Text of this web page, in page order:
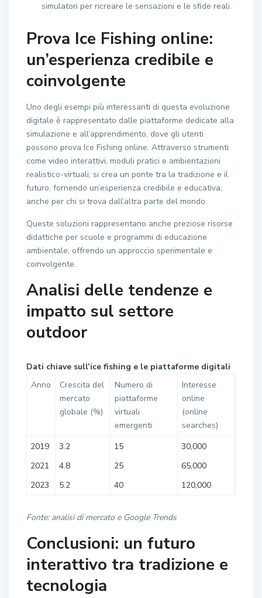
simulatori per ricreare le sensazioni e le sfide reali.
Prova Ice Fishing online:
un’esperienza credibile e
coinvolgente
Uno degli esempi più interessanti di questa evoluzione
digitale è rappresentato dalle piattaforme dedicate alla
simulazione e all’apprendimento, dove gli utenti
possono prova Ice Fishing online. Attraverso strumenti
come video interattivi, moduli pratici e ambientazioni
realistico-virtuali, si crea un ponte tra la tradizione e il
futuro, fornendo un’esperienza credibile e educativa,
anche per chi si trova dall’altra parte del mondo.
Queste soluzioni rappresentano anche preziose risorse
didattiche per scuole e programmi di educazione
ambientale, offrendo un approccio sperimentale e
coinvolgente.
Analisi delle tendenze e
impatto sul settore
outdoor
Dati chiave sull’ice fishing e le piattaforme digitali
Anno
Crescita del
mercato
globale (%)
Numero di
piattaforme
virtuali
emergenti
Interesse
online
(online
searches)
2019
3.2 15
30,000
2021
4.8 25
65,000
2023
5.2 40 120,000
Fonte: analisi di mercato e Google Trends
Conclusioni: un futuro
interattivo tra tradizione e
tecnologia